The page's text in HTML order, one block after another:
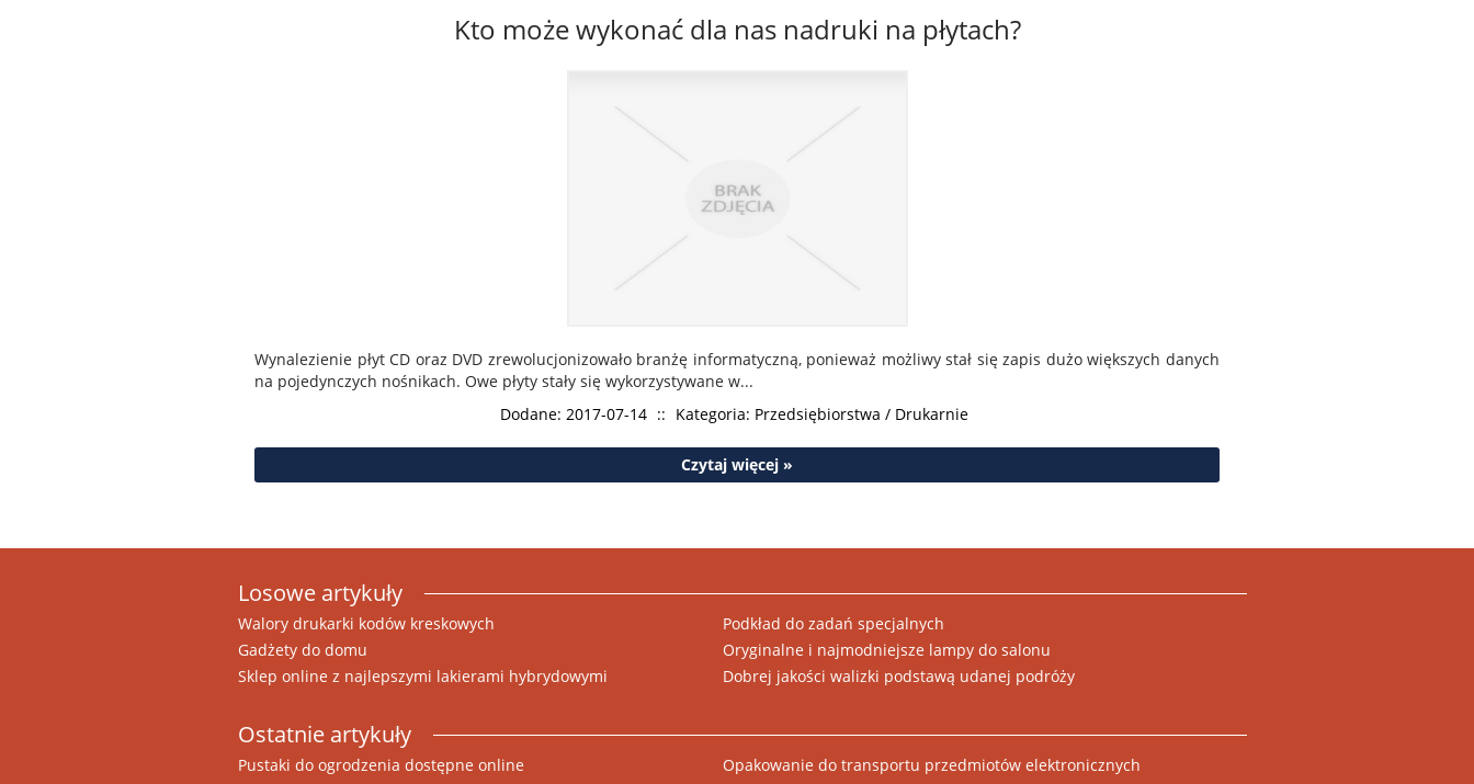
Kto może wykonać dla nas nadruki na płytach?
Wynalezienie płyt CD oraz DVD zrewolucjonizowało branżę informatyczną, ponieważ możliwy stał się zapis dużo większych danych
na pojedynczych nośnikach. Owe płyty stały się wykorzystywane w...
Dodane: 2017-07-14 :: Kategoria: Przedsiębiorstwa / Drukarnie
Czytaj więcej »
Losowe artykuły
Walory drukarki kodów kreskowych
Podkład do zadań specjalnych
Gadżety do domu
Oryginalne i najmodniejsze lampy do salonu
Sklep online z najlepszymi lakierami hybrydowymi
Dobrej jakości walizki podstawą udanej podróży
Ostatnie artykuły
Pustaki do ogrodzenia dostępne online
Opakowanie do transportu przedmiotów elektronicznych